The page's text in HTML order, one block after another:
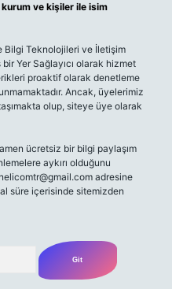
kurum ve kişiler ile isim
Bilgi Teknolojileri ve İletişim
Yer Sağlayıcı olarak hizmet
proaktif olarak denetleme
Ancak, üyelerimiz
olup, siteye üye olarak
ücretsiz bir bilgi paylaşım
aykırı olduğunu
adresine
süre içerisinde sitemizden